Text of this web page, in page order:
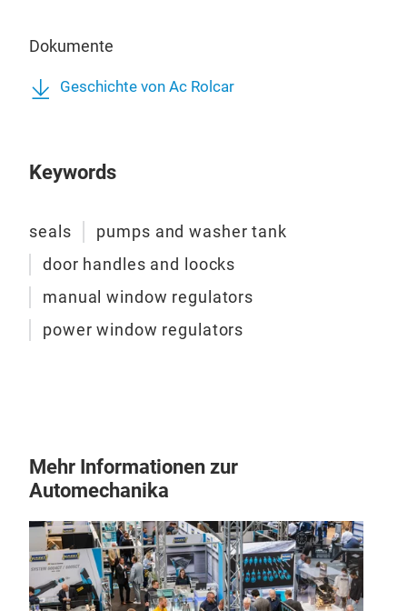
Dokumente
Geschichte von Ac Rolcar
Keywords
seals
pumps and washer tank
door handles and loocks
manual window regulators
power window regulators
Mehr Informationen zur
Automechanika